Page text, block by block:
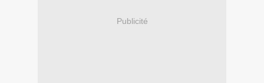
Publicité